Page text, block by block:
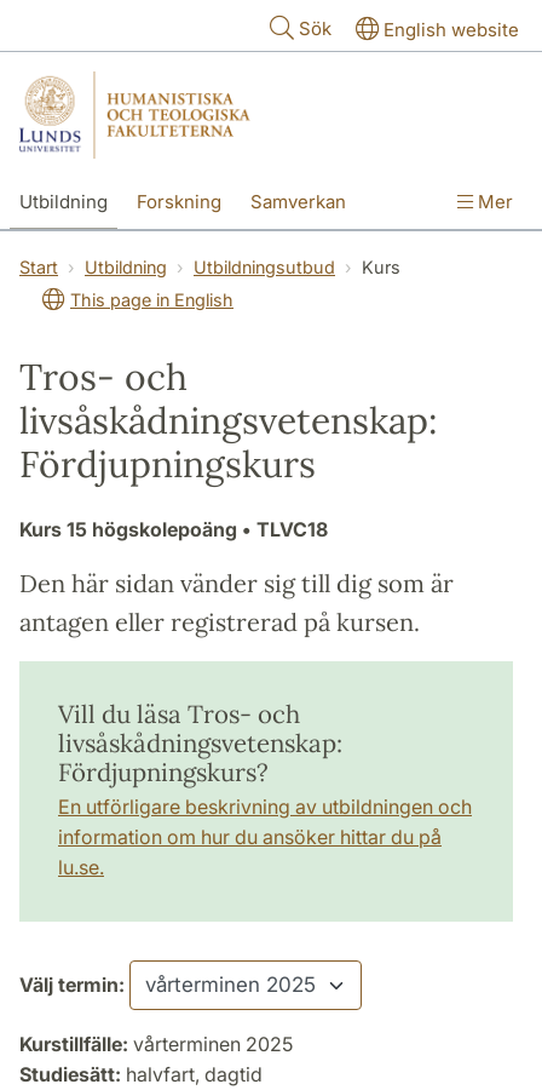
Sök English website
Utbildning Forskning Samverkan Mer
Start Utbildning Utbildningsutbud
Kurs
This page in English
Tros- och
livsåskådningsvetenskap:
Fördjupningskurs
Kurs 15 högskolepoäng • TLVC18
Den här sidan vänder sig till dig som är
antagen eller registrerad på kursen.
Vill du läsa Tros- och
livsåskådningsvetenskap:
Fördjupningskurs?
En utförligare beskrivning av utbildningen och
information om hur du ansöker hittar du på
lu.se.
Välj termin:
Kurstillfälle: vårterminen 2025
Studiesätt: halvfart, dagtid